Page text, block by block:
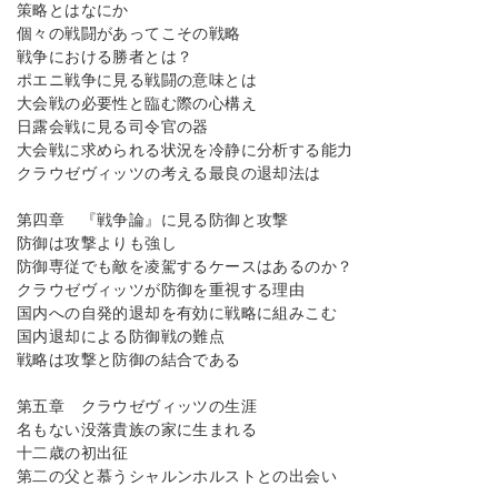
策略とはなにか
個々の戦闘があってこその戦略
戦争における勝者とは？
ポエニ戦争に見る戦闘の意味とは
大会戦の必要性と臨む際の心構え
日露会戦に見る司令官の器
大会戦に求められる状況を冷静に分析する能力
クラウゼヴィッツの考える最良の退却法は
第四章 『戦争論』に見る防御と攻撃
防御は攻撃よりも強し
防御専従でも敵を凌駕するケースはあるのか？
クラウゼヴィッツが防御を重視する理由
国内への自発的退却を有効に戦略に組みこむ
国内退却による防御戦の難点
戦略は攻撃と防御の結合である
第五章 クラウゼヴィッツの生涯
名もない没落貴族の家に生まれる
十二歳の初出征
第二の父と慕うシャルンホルストとの出会い